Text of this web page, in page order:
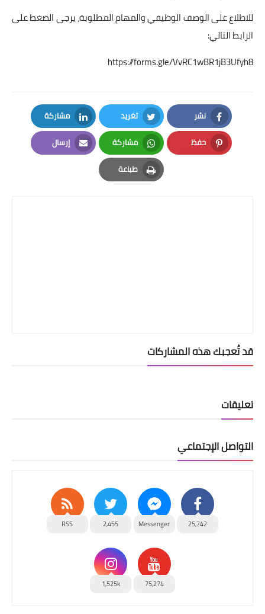
للاطلاع على الوصف الوظيفي والمهام المطلوبة، يرجى الضغط على
الرابط التالي:
https://forms.gle/VvRC1wBR1jB3Ufyh8
نشر
Facebook
تغريد
Twitter
مشاركة
LinkedIn
حفظ
Pinterest
مشاركة
Whatsapp
إرسال
Email
طباعة
Print
قد تُعجبك هذه المشاركات
تعليقات
التواصل الإجتماعي
25,742
Messenger
2,455
RSS
75,274
1,525k